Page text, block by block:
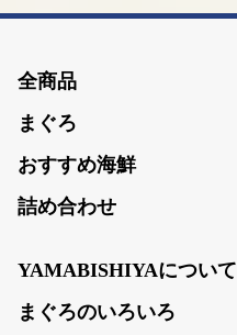
全商品
まぐろ
おすすめ海鮮
詰め合わせ
YAMABISHIYAについて
まぐろのいろいろ